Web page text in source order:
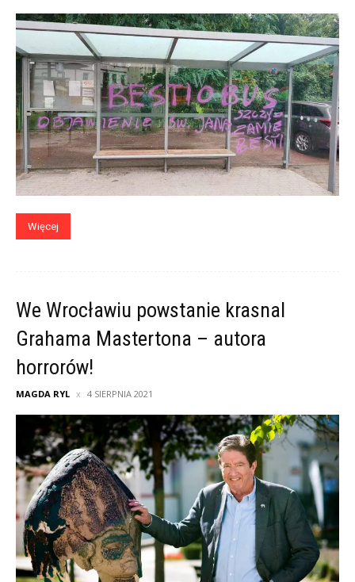
Więcej
We Wrocławiu powstanie krasnal
Grahama Mastertona – autora
horrorów!
MAGDA RYL 4 SIERPNIA 2021